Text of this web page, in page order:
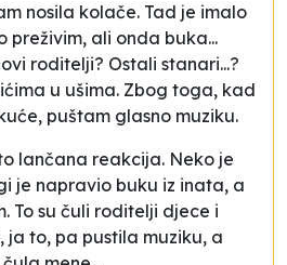
nosila kolače. Tad je imalo
preživim, ali onda buka...
roditelji? Ostali stanari...?
u ušima. Zbog toga, kad
puštam glasno muziku.
lančana reakcija. Neko je
je napravio buku iz inata, a
To su čuli roditelji djece i
ja to, pa pustila muziku, a